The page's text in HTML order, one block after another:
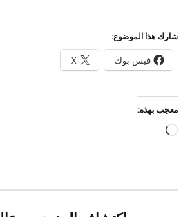
شارك هذا الموضوع:
فيس بوك X
معجب بهذه:
جاري